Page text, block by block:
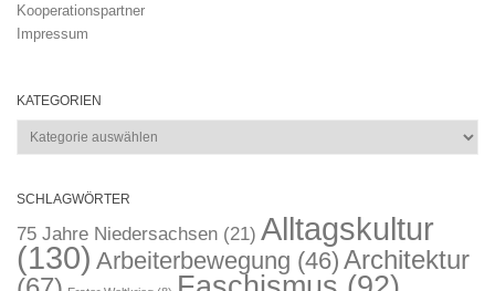
Kooperationspartner
Impressum
KATEGORIEN
Kategorien
SCHLAGWÖRTER
75 Jahre Niedersachsen (21) Alltagskultur
(130) Arbeiterbewegung (46) Architektur